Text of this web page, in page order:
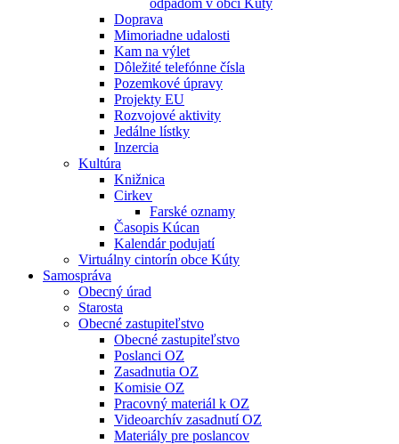
odpadom v obci Kúty
Doprava
Mimoriadne udalosti
Kam na výlet
Dôležité telefónne čísla
Pozemkové úpravy
Projekty EU
Rozvojové aktivity
Jedálne lístky
Inzercia
Kultúra
Knižnica
Cirkev
Farské oznamy
Časopis Kúcan
Kalendár podujatí
Virtuálny cintorín obce Kúty
Samospráva
Obecný úrad
Starosta
Obecné zastupiteľstvo
Obecné zastupiteľstvo
Poslanci OZ
Zasadnutia OZ
Komisie OZ
Pracovný materiál k OZ
Videoarchív zasadnutí OZ
Materiály pre poslancov